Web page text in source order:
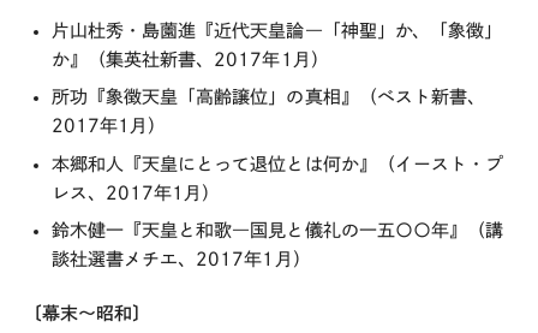
片山杜秀・島薗進『近代天皇論―「神聖」か、「象徴」
か』（集英社新書、2017年1月）
所功『象徴天皇「高齢譲位」の真相』（ベスト新書、
2017年1月）
本郷和人『天皇にとって退位とは何か』（イースト・プ
レス、2017年1月）
鈴木健一『天皇と和歌―国見と儀礼の一五〇〇年』（講
談社選書メチエ、2017年1月）
〔幕末～昭和〕